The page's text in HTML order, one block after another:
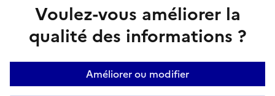
Voulez-vous améliorer la
qualité des informations ?
Améliorer ou modifier